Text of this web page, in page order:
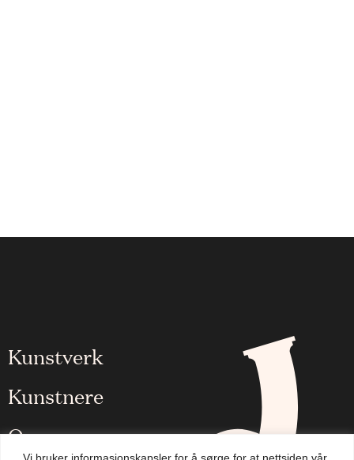
Vi bruker informasjonskapsler for å sørge for at nettsiden vår
Kunstverk
Kunstnere
Om oss